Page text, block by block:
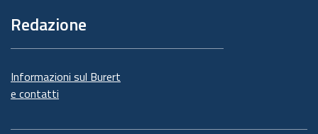
Redazione
Informazioni sul Burert
e contatti